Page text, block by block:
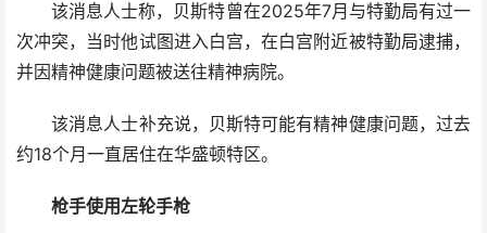
该消息人士称，贝斯特曾在2025年7月与特勤局有过一
次冲突，当时他试图进入白宫，在白宫附近被特勤局逮捕，
并因精神健康问题被送往精神病院。
该消息人士补充说，贝斯特可能有精神健康问题，过去
约18个月一直居住在华盛顿特区。
枪手使用左轮手枪